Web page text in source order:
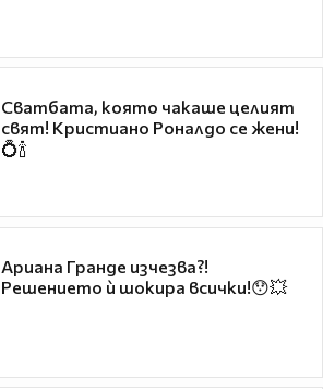
Сватбата, която чакаше целият
свят! Кристиано Роналдо се жени!
💍🍾
Ариана Гранде изчезва?!
Решението ѝ шокира всички!😯💥